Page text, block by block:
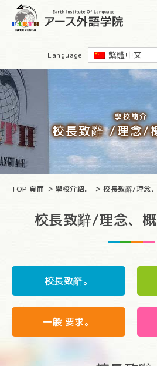
Language 繁體中文
學校簡介
校長致辭 /理念/
TOP 頁面 學校介紹。 校長致辭/理念
校長致辭/理念、概
校長致辭。
一般 要求。